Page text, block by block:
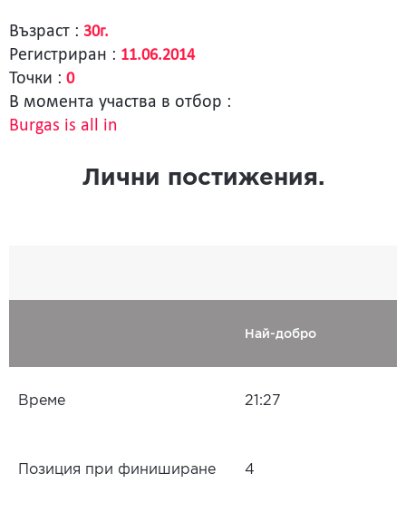
Възраст : 30г.
Регистриран : 11.06.2014
Точки : 0
В момента участва в отбор :
Burgas is all in
Лични постижения.
Най-добро
Време 21:27
Позиция при финиширане 4